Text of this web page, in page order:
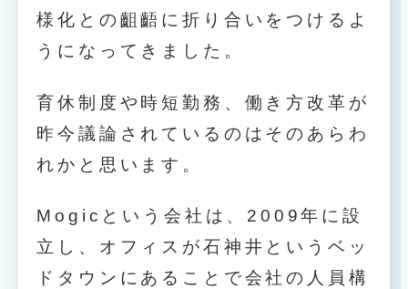
様化との齟齬に折り合いをつけるよ
うになってきました。
育休制度や時短勤務、働き方改革が
昨今議論されているのはそのあらわ
れかと思います。
Mogicという会社は、2009年に設
立し、オフィスが石神井というベッ
ドタウンにあることで会社の人員構